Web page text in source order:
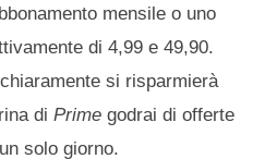
mensile o uno
di 4,99 e 49,90.
si risparmierà
diPrime godrai di offerte
solo giorno.